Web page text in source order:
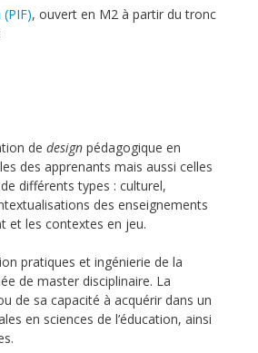
, ouvert en M2 à partir du tronc
de design pédagogique en
des apprenants mais aussi celles
différents types : culturel,
des enseignements
et les contextes en jeu.
pratiques et ingénierie de la
de master disciplinaire. La
de sa capacité à acquérir dans un
en sciences de l’éducation, ainsi